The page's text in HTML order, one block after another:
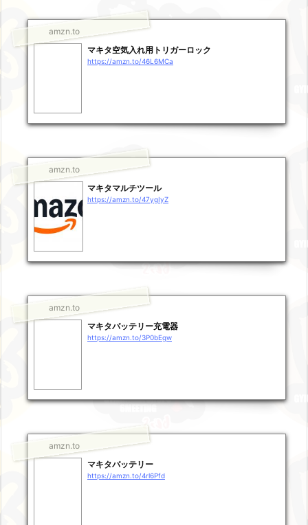
amzn.to
マキタ空気入れ用トリガーロック
https://amzn.to/46L6MCa
amzn.to
マキタマルチツール
https://amzn.to/47ygIyZ
amzn.to
マキタバッテリー充電器
https://amzn.to/3P0bEgw
amzn.to
マキタバッテリー
https://amzn.to/4rl6Pfd